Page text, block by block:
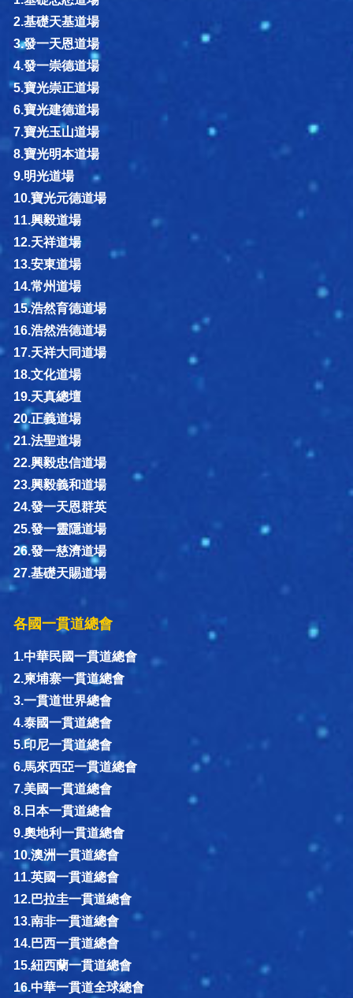
2.基礎天基道場
3.發一天恩道場
4.發一崇德道場
5.寶光崇正道場
6.寶光建德道場
7.寶光玉山道場
8.寶光明本道場
9.明光道場
10.寶光元德道場
11.興毅道場
12.天祥道場
13.安東道場
14.常州道場
15.浩然育德道場
16.浩然浩德道場
17.天祥大同道場
18.文化道場
19.天真總壇
20.正義道場
21.法聖道場
22.興毅忠信道場
23.興毅義和道場
24.發一天恩群英
25.發一靈隱道場
26.發一慈濟道場
27.基礎天賜道場
各國一貫道總會
1.中華民國一貫道總會
2.柬埔寨一貫道總會
3.一貫道世界總會
4.泰國一貫道總會
5.印尼一貫道總會
6.馬來西亞一貫道總會
7.美國一貫道總會
8.日本一貫道總會
9.奧地利一貫道總會
10.澳洲一貫道總會
11.英國一貫道總會
12.巴拉圭一貫道總會
13.南非一貫道總會
14.巴西一貫道總會
15.紐西蘭一貫道總會
16.中華一貫道全球總會